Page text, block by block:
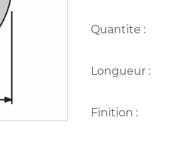
Quantite :
Longueur :
Finition :